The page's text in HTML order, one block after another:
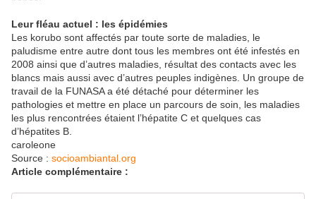
Leur fléau actuel : les épidémies
Les korubo sont affectés par toute sorte de maladies, le
paludisme entre autre dont tous les membres ont été infestés en
2008 ainsi que d’autres maladies, résultat des contacts avec les
blancs mais aussi avec d’autres peuples indigènes. Un groupe de
travail de la FUNASA a été détaché pour déterminer les
pathologies et mettre en place un parcours de soin, les maladies
les plus rencontrées étaient l’hépatite C et quelques cas
d’hépatites B.
caroleone
Source : socioambiantal.org
Article complémentaire :